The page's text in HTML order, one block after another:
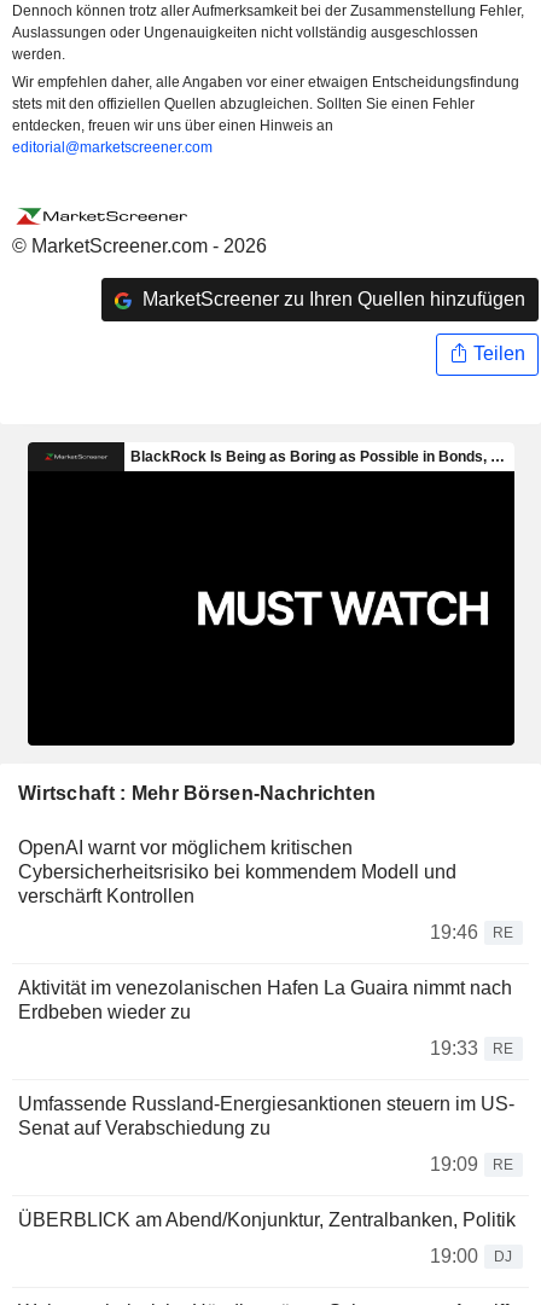
Dennoch können trotz aller Aufmerksamkeit bei der Zusammenstellung Fehler,
Auslassungen oder Ungenauigkeiten nicht vollständig ausgeschlossen
werden.
Wir empfehlen daher, alle Angaben vor einer etwaigen Entscheidungsfindung
stets mit den offiziellen Quellen abzugleichen. Sollten Sie einen Fehler
entdecken, freuen wir uns über einen Hinweis an
editorial@marketscreener.com
© MarketScreener.com - 2026
MarketScreener zu Ihren Quellen hinzufügen
Teilen
Wirtschaft : Mehr Börsen-Nachrichten
OpenAI warnt vor möglichem kritischen
Cybersicherheitsrisiko bei kommendem Modell und
verschärft Kontrollen
19:46
RE
Aktivität im venezolanischen Hafen La Guaira nimmt nach
Erdbeben wieder zu
19:33
RE
Umfassende Russland-Energiesanktionen steuern im US-
Senat auf Verabschiedung zu
19:09
RE
ÜBERBLICK am Abend/Konjunktur, Zentralbanken, Politik
19:00
DJ